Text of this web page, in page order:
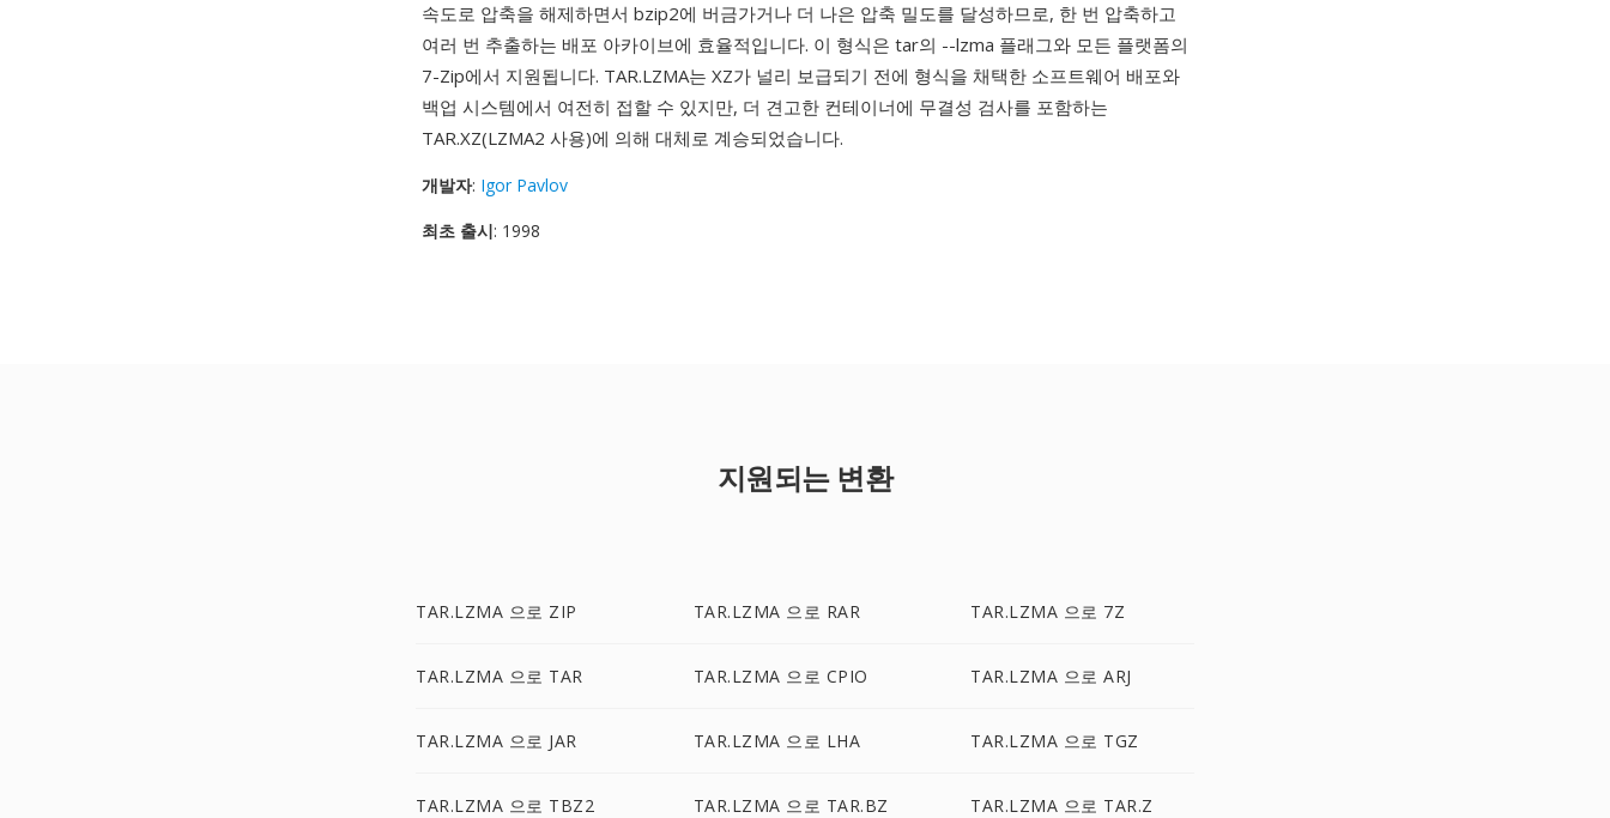
속도로 압축을 해제하면서 bzip2에 버금가거나 더 나은 압축 밀도를 달성하므로, 한 번 압축하고
여러 번 추출하는 배포 아카이브에 효율적입니다. 이 형식은 tar의 --lzma 플래그와 모든 플랫폼의
7-Zip에서 지원됩니다. TAR.LZMA는 XZ가 널리 보급되기 전에 형식을 채택한 소프트웨어 배포와
백업 시스템에서 여전히 접할 수 있지만, 더 견고한 컨테이너에 무결성 검사를 포함하는
TAR.XZ(LZMA2 사용)에 의해 대체로 계승되었습니다.
개발자: Igor Pavlov
최초 출시: 1998
지원되는 변환
TAR.LZMA 으로 ZIP TAR.LZMA 으로 RAR TAR.LZMA 으로 7Z
TAR.LZMA 으로 TAR TAR.LZMA 으로 CPIO TAR.LZMA 으로 ARJ
TAR.LZMA 으로 JAR TAR.LZMA 으로 LHA TAR.LZMA 으로 TGZ
TAR.LZMA 으로 TBZ2 TAR.LZMA 으로 TAR.BZ TAR.LZMA 으로 TAR.Z